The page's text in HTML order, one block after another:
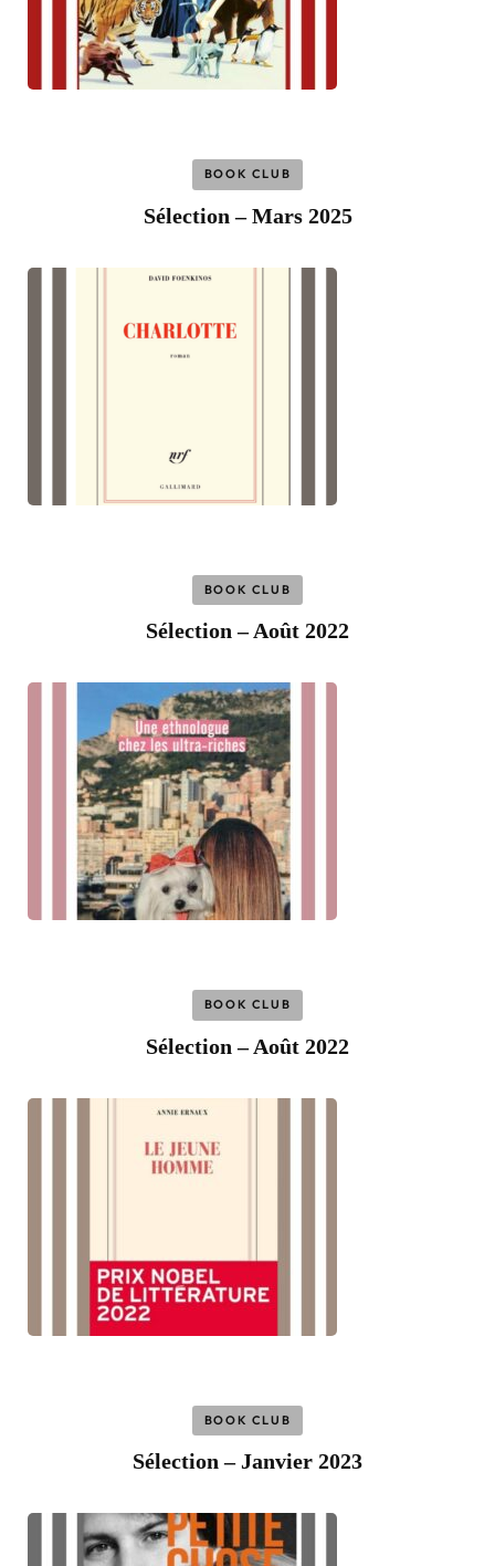
BOOK CLUB
Sélection – Mars 2025
BOOK CLUB
Sélection – Août 2022
BOOK CLUB
Sélection – Août 2022
BOOK CLUB
Sélection – Janvier 2023